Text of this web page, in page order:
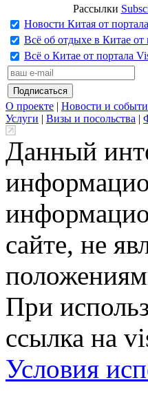
Рассылки
Новости Китая от
Всё об отдыхе в Китае от
Всё о Китае от портала
О проекте | Новости и
Услуги | Визы и посольства |
Данный
сайте, не
При
ссылка на
Условия